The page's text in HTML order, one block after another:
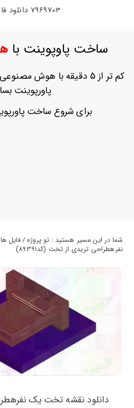
حساب
ثبت
بازیابی
7969703 دانلود فایل
ساخت پاوپوینت با
کم تر از 5 دقیقه با هوش مصنوعی
پاورپوینت
برای شروع ساخت
شما در این مسیر هستید : تو پروژه / فایل
نفرهطراحی تریدی از تخت (کد89391)
دانلود نقشه تخت یک